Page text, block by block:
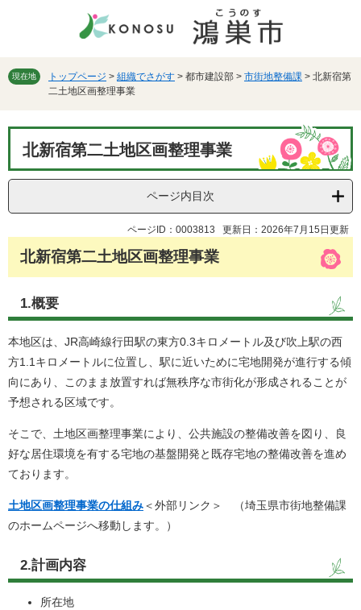
先
す。
を
し
文
現在地 トップページ > 組織でさがす > 都市建設部 > 市街地整備課 > 北新宿第
二土地区画整理事業
北新宿第二土地区画整理事業
ページ内目次
ページID：0003813 更新日：2026年7月15日更新
北新宿第二土地区画整理事業
1.概要
本地区は、JR高崎線行田駅の東方0.3キロメートル及び吹上駅の西
方1.1キロメートルに位置し、駅に近いために宅地開発が進行する傾
向にあり、このまま放置すれば無秩序な市街化が形成されることが
予想される区域です。
そこで、土地区画整理事業により、公共施設の整備改善を図り、良
好な居住環境を有する宅地の基盤開発と既存宅地の整備改善を進め
ております。
土地区画整理事業の仕組み＜外部リンク＞
（埼玉県市街地整備課
のホームページへ移動します。）
2.計画内容
所在地